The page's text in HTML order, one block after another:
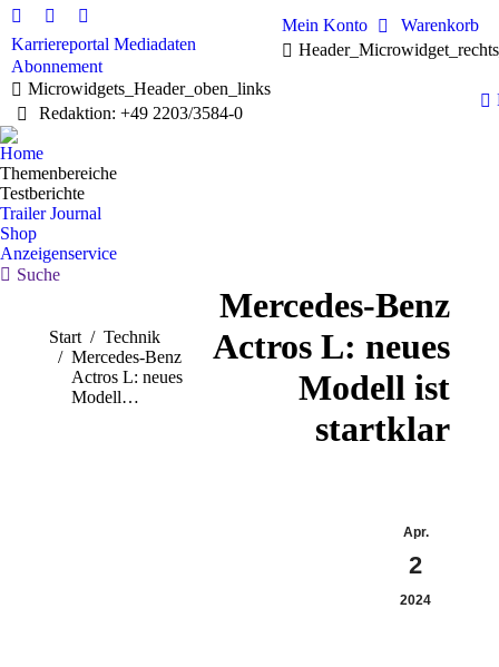
Linkedin
page
opens
in
new
window
Facebook
page
opens
in
new
X
page
opens
in
new
Karriereportal Mediadaten
Abonnement
Microwidgets_Header_oben_links
Redaktion: +49 2203/3584-0
Mein Konto
Warenkorb
Home
Themenbereiche
Testberichte
Trailer Journal
Shop
Anzeigenservice
Search:
Suche
Sie befinden sich hier:
Start
Technik
Mercedes-Benz
Actros L: neues
Modell…
Mercedes-Benz
Actros L: neues
Modell ist
startklar
Apr.
2
2024